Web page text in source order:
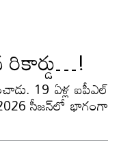
19 ఏళ్ల ఐపీఎల్
సీజన్‌లో భాగంగా